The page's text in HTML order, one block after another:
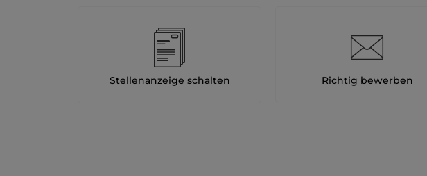
Stellenanzeige schalten Richtig bewerben